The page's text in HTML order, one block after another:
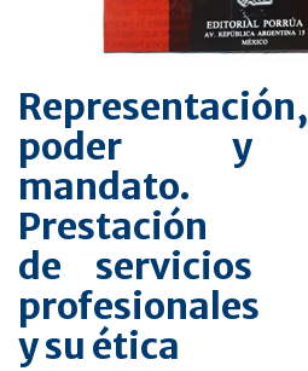
Representación,
poder y
mandato.
Prestación
de servicios
profesionales
y su ética